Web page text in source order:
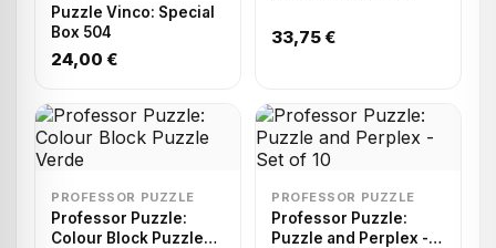
Puzzle Vinco: Special
Box 504
24,00 €
33,75 €
PROFESSOR PUZZLE
Professor Puzzle:
Colour Block Puzzle
PROFESSOR PUZZLE
Professor Puzzle:
Puzzle and Perplex -